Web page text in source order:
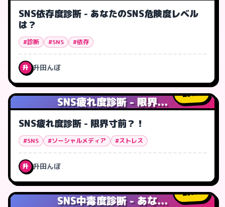
SNS依存度診断 - あなたのSNS危険度レベル
は？
#診断 #SNS #依存
升 升田んぼ
SNS疲れ度診断 - 限界...
1人
SNS疲れ度診断 - 限界寸前？！
#SNS #ソーシャルメディア #ストレス
升 升田んぼ
SNS中毒度診断 - あな...
0人